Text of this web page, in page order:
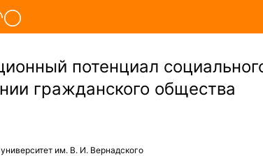
потенциал
гражданского общества
им. В. И. Вернадского